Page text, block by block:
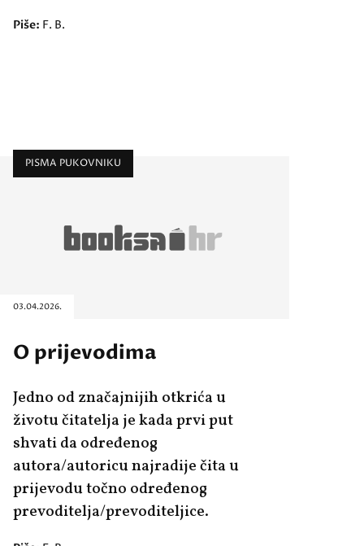
Piše: F. B.
PISMA PUKOVNIKU
03.04.2026.
O prijevodima
Jedno od značajnijih otkrića u
životu čitatelja je kada prvi put
shvati da određenog
autora/autoricu najradije čita u
prijevodu točno određenog
prevoditelja/prevoditeljice.